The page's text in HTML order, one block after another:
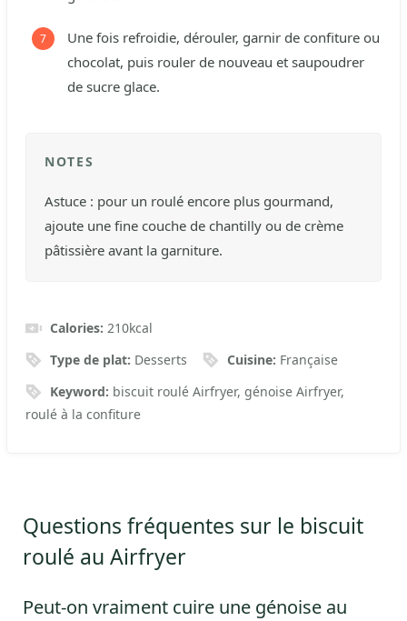
Une fois refroidie, dérouler, garnir de confiture ou
chocolat, puis rouler de nouveau et saupoudrer
de sucre glace.
NOTES
Astuce : pour un roulé encore plus gourmand,
ajoute une fine couche de chantilly ou de crème
pâtissière avant la garniture.
Calories: 210kcal
Type de plat: Desserts Cuisine: Française
Keyword: biscuit roulé Airfryer, génoise Airfryer,
roulé à la confiture
Questions fréquentes sur le biscuit
roulé au Airfryer
Peut-on vraiment cuire une génoise au